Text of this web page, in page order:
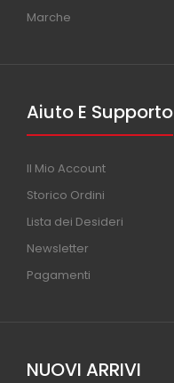
Marche
Aiuto E Supporto
Il Mio Account
Storico Ordini
Lista dei Desideri
Newsletter
Pagamenti
NUOVI ARRIVI